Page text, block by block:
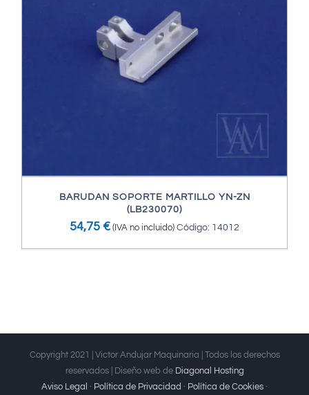
BARUDAN SOPORTE MARTILLO YN-ZN
(LB230070)
54,75 € (IVA no incluido) Código: 14012
Copyright 2021 | Victor Andujar Maquinaria | Todos los derechos
reservados | Diseño web de Diagonal Hosting
Aviso Legal · Política de Privacidad · Política de Cookies ·